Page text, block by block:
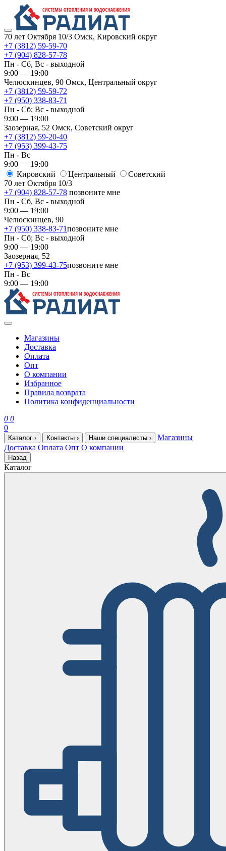
70 лет Октября 10/3 Омск, Кировский округ
+7 (3812) 59-59-70
+7 (904) 828-57-78
Пн - Сб, Вс - выходной
9:00 — 19:00
Челюскинцев, 90 Омск, ​Центральный округ
+7 (3812) 59-59-72
+7 (950) 338-83-71
Пн - Сб; Вс - выходной
9:00 — 19:00
Заозерная, 52 Омск, ​Советский округ
+7 (3812) 59-20-40
+7 (953) 399-43-75
Пн - Вс
9:00 — 19:00
Кировский
​Центральный
​Советский
70 лет Октября 10/3
+7 (904) 828-57-78 позвоните мне
Пн - Сб, Вс - выходной
9:00 — 19:00
Челюскинцев, 90
+7 (950) 338-83-71позвоните мне
Пн - Сб; Вс - выходной
9:00 — 19:00
Заозерная, 52
+7 (953) 399-43-75позвоните мне
Пн - Вс
9:00 — 19:00
Магазины
Доставка
Оплата
Опт
О компании
Избранное
Правила возврата
Политика конфиденциальности
0 0
0
Каталог › Контакты › Наши специалисты ›
Магазины
Доставка Оплата Опт О компании
Назад
Каталог